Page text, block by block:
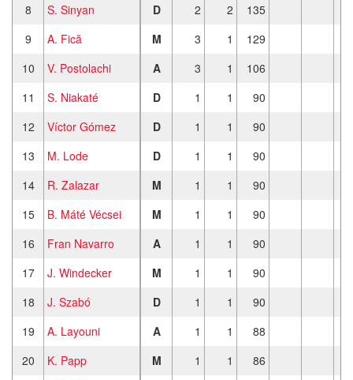
8
S. Sinyan D 2 2
135
9
A. Fică M 3 1
129
10
V. Postolachi A 3 1
106
11
S. Niakaté D 1 1
90
12
Víctor Gómez D 1 1
90
13
M. Lode D 1 1
90
14
R. Zalazar M 1 1
90
15
B. Máté Vécsei M 1 1
90
16
Fran Navarro A 1 1
90
17
J. Windecker M 1 1
90
18
J. Szabó D 1 1
90
19
A. Layouni A 1 1
88
20
K. Papp M 1 1
86